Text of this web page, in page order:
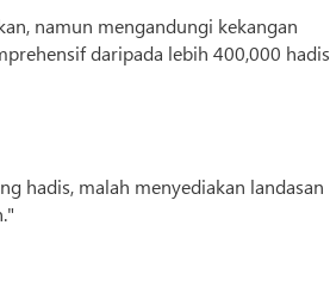
namun mengandungi kekangan
daripada lebih 400,000 hadis
hadis, malah menyediakan landasan